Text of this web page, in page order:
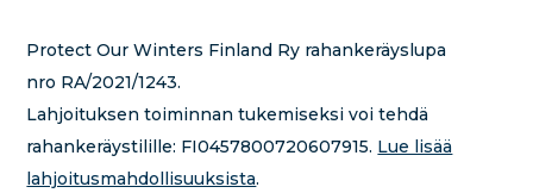
Protect Our Winters Finland Ry rahankeräyslupa
nro RA/2021/1243.
Lahjoituksen toiminnan tukemiseksi voi tehdä
rahankeräystilille: FI0457800720607915. Lue lisää
lahjoitusmahdollisuuksista.